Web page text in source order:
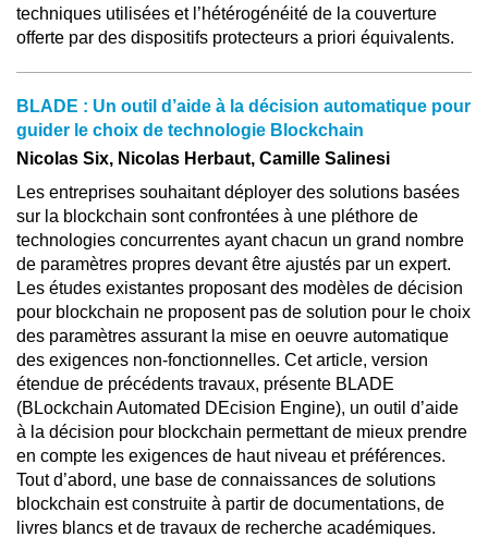
techniques utilisées et l’hétérogénéité de la couverture
offerte par des dispositifs protecteurs a priori équivalents.
BLADE : Un outil d’aide à la décision automatique pour
guider le choix de technologie Blockchain
Nicolas Six, Nicolas Herbaut, Camille Salinesi
Les entreprises souhaitant déployer des solutions basées
sur la blockchain sont confrontées à une pléthore de
technologies concurrentes ayant chacun un grand nombre
de paramètres propres devant être ajustés par un expert.
Les études existantes proposant des modèles de décision
pour blockchain ne proposent pas de solution pour le choix
des paramètres assurant la mise en oeuvre automatique
des exigences non-fonctionnelles. Cet article, version
étendue de précédents travaux, présente BLADE
(BLockchain Automated DEcision Engine), un outil d’aide
à la décision pour blockchain permettant de mieux prendre
en compte les exigences de haut niveau et préférences.
Tout d’abord, une base de connaissances de solutions
blockchain est construite à partir de documentations, de
livres blancs et de travaux de recherche académiques.